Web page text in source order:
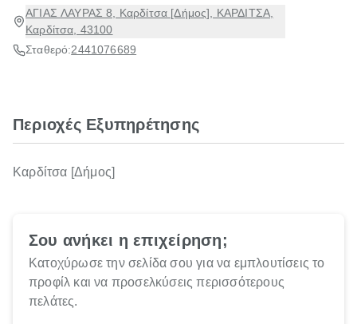
ΑΓΙΑΣ ΛΑΥΡΑΣ 8, Καρδίτσα [Δήμος], ΚΑΡΔΙΤΣΑ,
Καρδίτσα, 43100
Σταθερό:2441076689
Περιοχές Εξυπηρέτησης
Καρδίτσα [Δήμος]
Σου ανήκει η επιχείρηση;
Κατοχύρωσε την σελίδα σου για να εμπλουτίσεις το
προφίλ και να προσελκύσεις περισσότερους
πελάτες.